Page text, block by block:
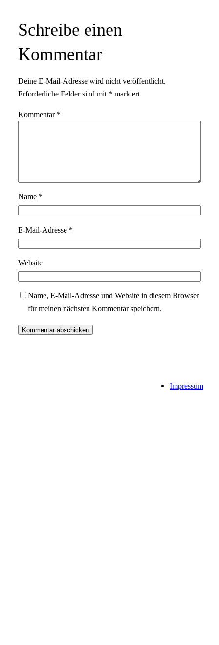
Schreibe einen
Kommentar
Deine E-Mail-Adresse wird nicht veröffentlicht.
Erforderliche Felder sind mit * markiert
Kommentar *
Name *
E-Mail-Adresse *
Website
Name, E-Mail-Adresse und Website in diesem Browser
für meinen nächsten Kommentar speichern.
Impressum